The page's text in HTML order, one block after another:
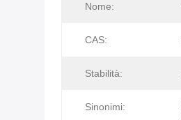
Nome:
CAS:
Stabilità:
Sinonimi: